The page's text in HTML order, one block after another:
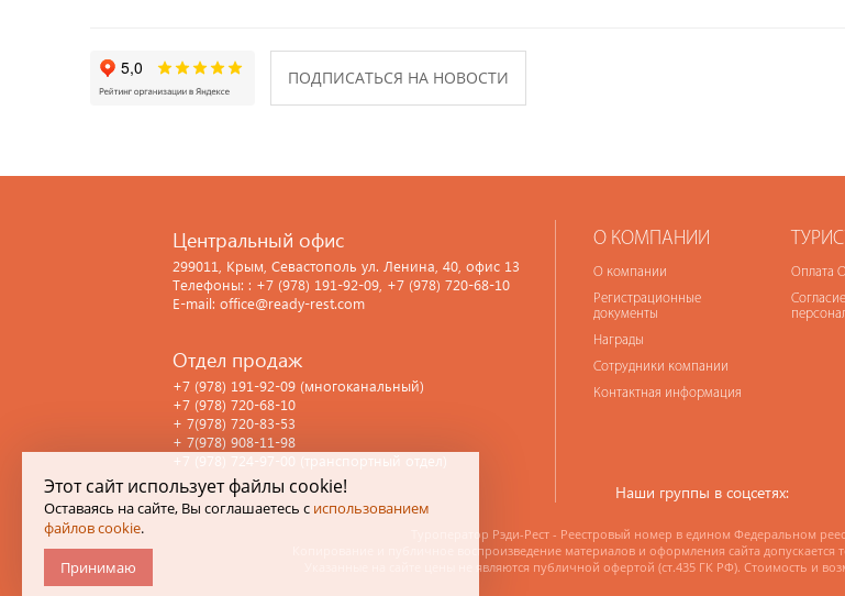
максимум - 2 взрослых
ПОДПИСАТЬСЯ НА НОВОСТИ
Центральный офис
299011, Крым, Севастополь ул. Ленина, 40, офис 13
Телефоны: : +7 (978) 191-92-09, +7 (978) 720-68-10
E-mail: office@ready-rest.com
Отдел продаж
+7 (978) 191-92-09 (многоканальный)
+7 (978) 720-68-10
+ 7(978) 720-83-53
+ 7(978) 908-11-98
+7 (978) 724-97-00 (транспортный отдел)
О КОМПАНИИ
О компании
Регистрационные
документы
Награды
Сотрудники компании
Контактная информация
Оплата
Наши группы в соцсетях:
Туроператор Рэди-Рест - Реестровый номер в едином Федеральном
Копирование и публичное воспроизведение материалов и оформления сайта
Указанные на сайте цены не являются публичной офертой (ст.435 ГК РФ). Стоимость и
Этот сайт использует файлы cookie!
Оставаясь на сайте, Вы соглашаетесь с использованием
файлов cookie.
Принимаю